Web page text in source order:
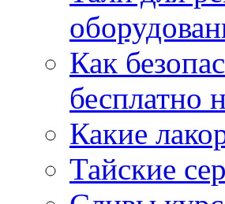
Как
бесплатно
Какие
Тайские